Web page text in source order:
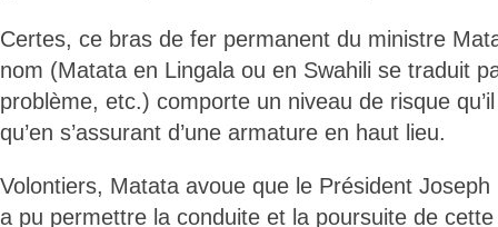
Certes, ce bras de fer permanent du ministre
nom (Matata en Lingala ou en Swahili se traduit
problème, etc.) comporte un niveau de risque
qu’en s’assurant d’une armature en haut lieu.
Volontiers, Matata avoue que le Président Joseph
a pu permettre la conduite et la poursuite de